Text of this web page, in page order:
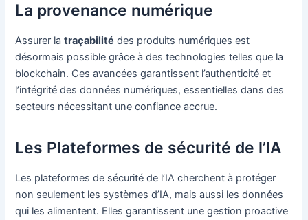
La provenance numérique
Assurer latraçabilité des produits numériques est
désormais possible grâce à des technologies telles que la
blockchain. Ces avancées garantissent l’authenticité et
l’intégrité des données numériques, essentielles dans des
secteurs nécessitant une confiance accrue.
Les Plateformes de sécurité de l’IA
Les plateformes de sécurité de l’IA cherchent à protéger
non seulement les systèmes d’IA, mais aussi les données
qui les alimentent. Elles garantissent une gestion proactive